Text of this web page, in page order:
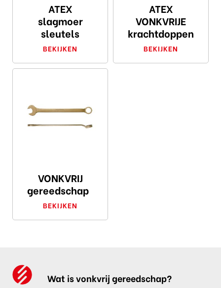
ATEX
slagmoer
sleutels
BEKIJKEN
ATEX
VONKVRIJE
krachtdoppen
BEKIJKEN
VONKVRIJ
gereedschap
BEKIJKEN
Wat is vonkvrij gereedschap?